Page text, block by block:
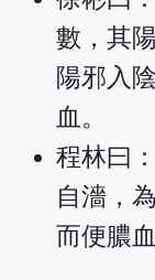
數，其
陽邪入
血。
程林曰
自濇，
而便膿血